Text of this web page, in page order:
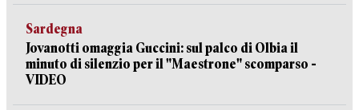
Sardegna
Jovanotti omaggia Guccini: sul palco di Olbia il
minuto di silenzio per il "Maestrone" scomparso -
VIDEO